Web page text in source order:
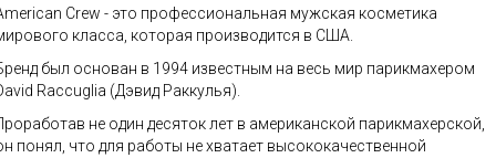
Crew - это профессиональная мужская косметика
класса, которая производится в США.
был основан в 1994 известным на весь мир парикмахером
Raccuglia (Дэвид Раккулья).
не один десяток лет в американской парикмахерской,
понял, что для работы не хватает высококачественной